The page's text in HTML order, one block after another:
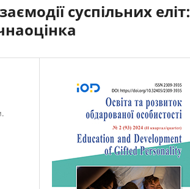
суспільних еліт: